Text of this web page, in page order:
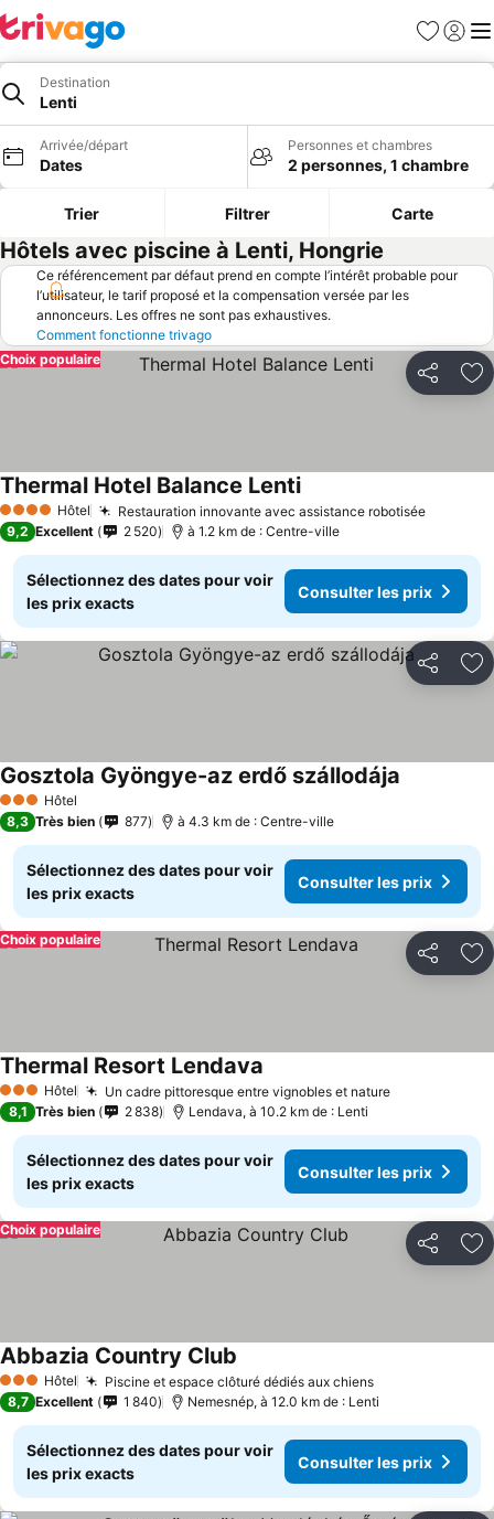
Favoris
Se
Destination
Lenti
Arrivée/départ
Dates
Personnes et chambres
2 personnes, 1 chambre
Trier Filtrer Carte
Hôtels avec piscine à Lenti, Hongrie
Ce référencement par défaut prend en compte l’intérêt probable pour
l’utilisateur, le tarif proposé et la compensation versée par les
annonceurs. Les offres ne sont pas exhaustives.
Comment fonctionne trivago
Partager
Choix populaire
4 Étoiles Hôtel Restauration innovante avec assistance robotisée
Thermal Hotel Balance Lenti
9,2 Excellent 2 520 à 1.2 km de : Centre-ville
Sélectionnez des dates pour voir
les prix exacts
Consulter les prix
Partager
3 ÉtoilesHôtel
Gosztola Gyöngye-az erdő szállodája
8,3 Très bien 877 à 4.3 km de : Centre-ville
Sélectionnez des dates pour voir
les prix exacts
Consulter les prix
Partager
Choix populaire
3 ÉtoilesHôtel Un cadre pittoresque entre vignobles et nature
Thermal Resort Lendava
8,1 Très bien 2 838 Lendava, à 10.2 km de : Lenti
Sélectionnez des dates pour voir
les prix exacts
Consulter les prix
Partager
Choix populaire
3 ÉtoilesHôtel Piscine et espace clôturé dédiés aux chiens
Abbazia Country Club
8,7 Excellent 1 840 Nemesnép, à 12.0 km de : Lenti
Sélectionnez des dates pour voir
les prix exacts
Consulter les prix